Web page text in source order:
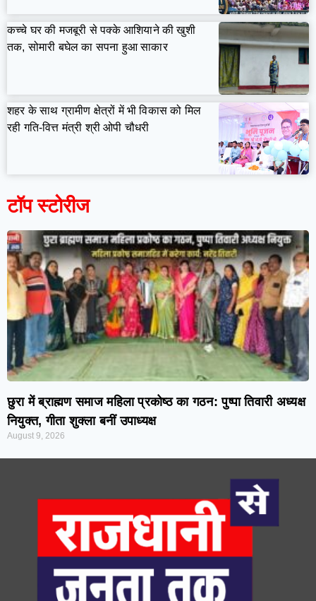
कच्चे घर की मजबूरी से पक्के आशियाने की खुशी
तक, सोमारी बघेल का सपना हुआ साकार
शहर के साथ ग्रामीण क्षेत्रों में भी विकास को मिल
रही गति-वित्त मंत्री श्री ओपी चौधरी
टॉप स्टोरीज
छुरा में ब्राह्मण समाज महिला प्रकोष्ठ का गठन: पुष्पा तिवारी अध्यक्ष
नियुक्त, गीता शुक्ला बनीं उपाध्यक्ष
August 9, 2026